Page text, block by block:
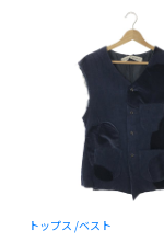
トップス /ベスト